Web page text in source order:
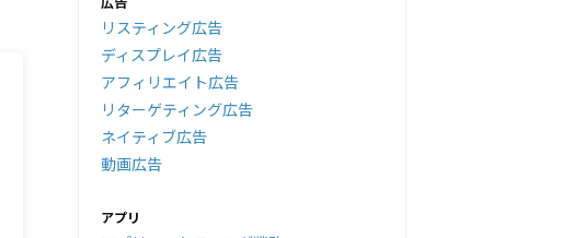
リスティング広告
ディスプレイ広告
アフィリエイト広告
リターゲティング広告
ネイティブ広告
動画広告
アプリ